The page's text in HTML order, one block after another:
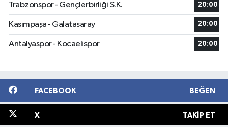
Trabzonspor - Gençlerbirliği S.K. 20:00
Kasımpaşa - Galatasaray 20:00
Antalyaspor - Kocaelispor 20:00
FACEBOOK BEĞEN
X TAKIP ET